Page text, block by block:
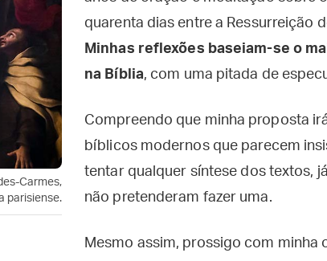
Carmes,
parisiense.
quarenta dias entre a Ressurreição
Minhas reflexões baseiam-se o
na Bíblia, com uma pitada de
Compreendo que minha proposta
bíblicos modernos que parecem
tentar qualquer síntese dos textos,
não pretenderam fazer uma.
Mesmo assim, prossigo com minha